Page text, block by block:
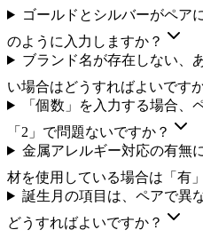
ゴールドとシルバーがペア
のように入力しますか？
ブランド名が存在しない、
い場合はどうすればよいです
「個数」を入力する場合、
「2」で問題ないですか？
金属アレルギー対応の有無
材を使用している場合は「有
誕生月の項目は、ペアで異
どうすればよいですか？